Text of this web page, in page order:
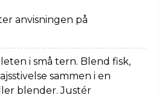
anvisningen på
i små tern. Blend fisk,
sammen i en
blender. Justér